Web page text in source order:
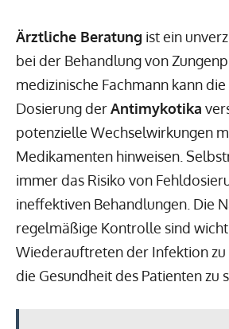
Ärztliche Beratung ist ein
bei der Behandlung von
medizinische Fachmann kann
Dosierung derAntimykotika
potenzielle Wechselwirkungen
Medikamenten hinweisen.
immer das Risiko von
ineffektiven Behandlungen. Die
regelmäßige Kontrolle sind
Wiederauftreten der Infektion
die Gesundheit des Patienten zu